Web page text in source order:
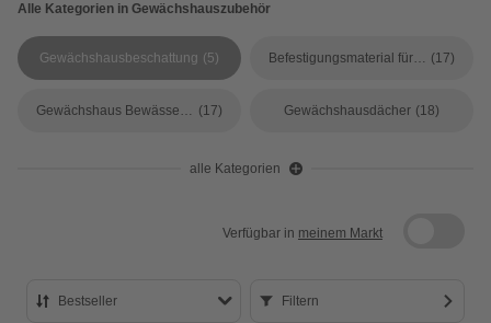
Alle Kategorien in Gewächshauszubehör
Gewächshausbeschattung (5) Befestigungsmaterial für Gewächshäuser (17)
Gewächshaus Bewässerung (17) Gewächshausdächer (18)
alle Kategorien
Verfügbar in meinem Markt
Bestseller Filtern